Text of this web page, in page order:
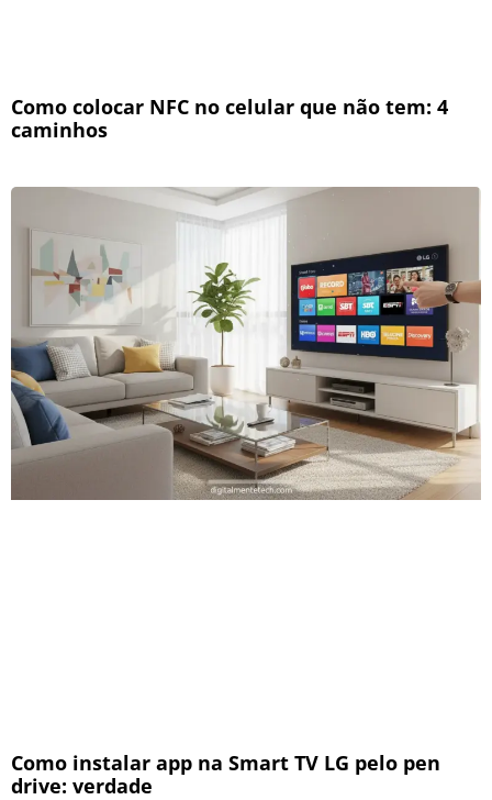
Como colocar NFC no celular que não tem: 4
caminhos
Como instalar app na Smart TV LG pelo pen
drive: verdade